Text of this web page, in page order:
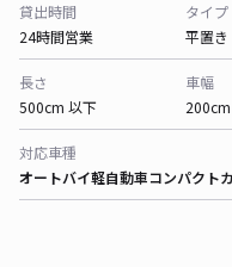
貸出時間
24時間営業
タイプ
平置き
長さ
500cm 以下
車幅
対応車種
オートバイ軽自動車コンパクト